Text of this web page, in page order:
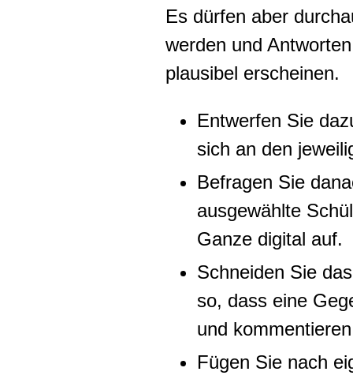
Es dürfen aber
werden und
plausibel erscheinen.
Entwerfen Sie
sich an den
Befragen Sie
ausgewählte
Ganze digital auf.
Schneiden Sie
so, dass eine
und
Fügen Sie nach